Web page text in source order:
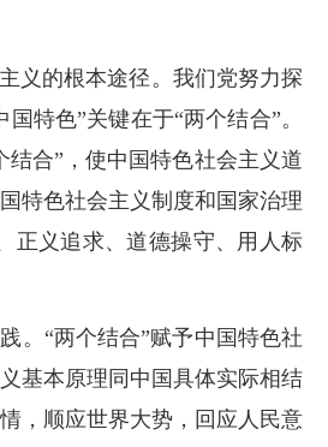
义的根本途径。我们党努力探
特色”关键在于“两个结合”。
合”，使中国特色社会主义道
特色社会主义制度和国家治理
正义追求、道德操守、用人标
。“两个结合”赋予中国特色社
基本原理同中国具体实际相结
，顺应世界大势，回应人民意